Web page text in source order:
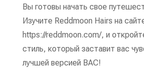
Вы готовы начать свое
Изучите Reddmoon Hairs на
https://reddmoon.com/, и
стиль, который заставит вас
лучшей версией ВАС!